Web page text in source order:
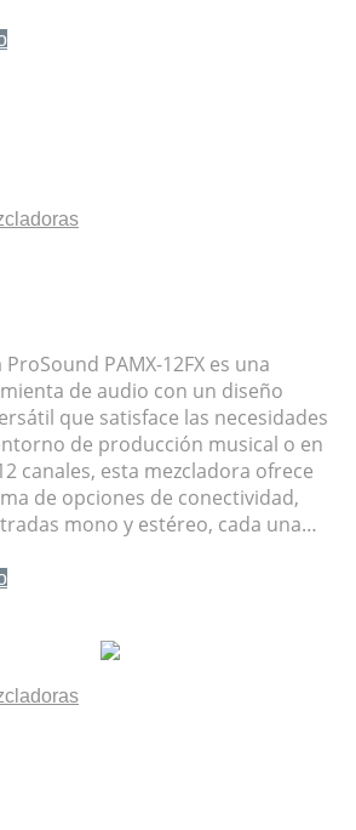
PAMX-12FX es una
de audio con un diseño
que satisface las necesidades
de producción musical o en
canales, esta mezcladora ofrece
de opciones de conectividad,
mono y estéreo, cada una…